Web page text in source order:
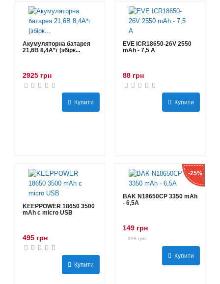
Акумуляторна батарея
21,6В 8,4A*г (збірк...
2925 грн
Купити
EVE ICR18650-26V 2550
mAh - 7,5 А
88 грн
Купити
KEEPPOWER 18650 3500
mAh с micro USB
495 грн
Купити
-25%
BAK N18650CP 3350 mAh
- 6,5А
149 грн
198 грн
Купити